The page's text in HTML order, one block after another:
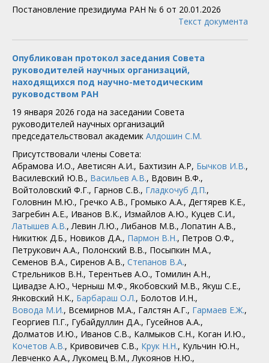
Постановление президиума РАН № 6 от 20.01.2026
Текст документа
Опубликован протокол заседания Совета
руководителей научных организаций,
находящихся под научно-методическим
руководством РАН
19 января 2026 года на заседании Совета
руководителей научных организаций
председательствовал академик Алдошин С.М.
Присутствовали члены Совета:
Абрамова И.О., Аветисян А.И., Бахтизин А.Р, Бычков И.В.,
Василевский Ю.В., Васильев А.В., Вдовин В.Ф.,
Войтоловский Ф.Г., Гарнов С.В., Гладкочуб Д.П.,
Головнин М.Ю., Гречко А.В., Громыко А.А., Дегтярев К.Е.,
Загребин А.Е., Иванов В.К., Измайлов А.Ю., Куцев С.И.,
Латышев А.В., Левин Л.Ю., Либанов М.В., Лопатин А.В.,
Никитюк Д.Б., Новиков Д.А., Пармон В.Н., Петров О.Ф.,
Петрукович А.А., Полонский В.В., Посыпкин М.А.,
Семенов В.А., Сиренов А.В., Степанов В.А.,
Стрельников В.Н., Терентьев А.О., Томилин А.Н.,
Цивадзе А.Ю., Черныш М.Ф., Якобовский М.В., Якуш С.Е.,
Янковский Н.К., Барбараш О.Л., Болотов И.Н.,
Вовода М.И., Всемирнов М.А., Галстян А.Г., Гармаев Е.Ж.,
Георгиев П.Г., Губайдуллин Д.А., Гусейнов А.А.,
Долматов И.Ю., Иванов С.В., Калмыков С.Н., Коган И.Ю.,
Кочетов А.В., Кривовичев С.В., Крук Н.Н., Кульчин Ю.Н.,
Левченко А.А., Лукомец В.М., Лукоянов Н.Ю.,